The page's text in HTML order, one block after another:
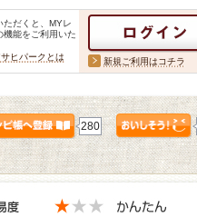
ただくと、MYレ
機能をご利用いた
サヒパークとは 新規ご利用はコチラ
280